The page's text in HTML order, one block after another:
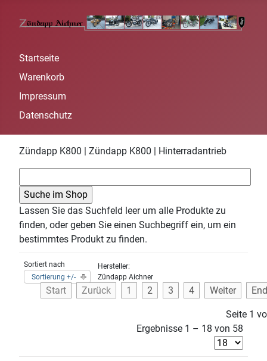
Startseite
Warenkorb
Impressum
Datenschutz
Zündapp K800 | Zündapp K800 | Hinterradantrieb
Lassen Sie das Suchfeld leer um alle Produkte zu
finden, oder geben Sie einen Suchbegriff ein, um ein
bestimmtes Produkt zu finden.
Sortiert nach
Sortierung +/-
Hersteller:
Zündapp Aichner
Start Zurück 1 2 3 4 Weiter
Seite 1
Ergebnisse 1 – 18 von 58